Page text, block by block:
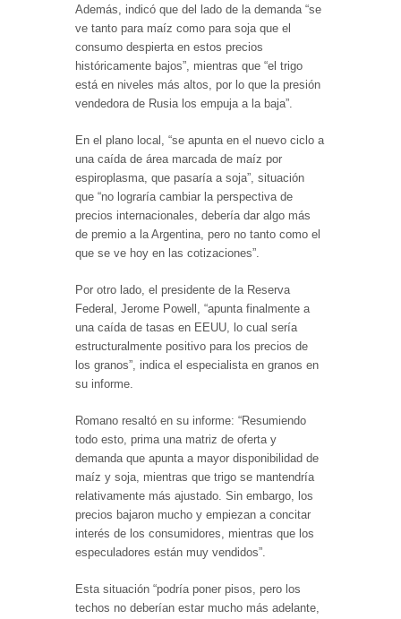
Además, indicó que del lado de la demanda “se
ve tanto para maíz como para soja que el
consumo despierta en estos precios
históricamente bajos”, mientras que “el trigo
está en niveles más altos, por lo que la presión
vendedora de Rusia los empuja a la baja”.
En el plano local, “se apunta en el nuevo ciclo a
una caída de área marcada de maíz por
espiroplasma, que pasaría a soja”, situación
que “no lograría cambiar la perspectiva de
precios internacionales, debería dar algo más
de premio a la Argentina, pero no tanto como el
que se ve hoy en las cotizaciones”.
Por otro lado, el presidente de la Reserva
Federal, Jerome Powell, “apunta finalmente a
una caída de tasas en EEUU, lo cual sería
estructuralmente positivo para los precios de
los granos”, indica el especialista en granos en
su informe.
Romano resaltó en su informe: “Resumiendo
todo esto, prima una matriz de oferta y
demanda que apunta a mayor disponibilidad de
maíz y soja, mientras que trigo se mantendría
relativamente más ajustado. Sin embargo, los
precios bajaron mucho y empiezan a concitar
interés de los consumidores, mientras que los
especuladores están muy vendidos”.
Esta situación “podría poner pisos, pero los
techos no deberían estar mucho más adelante,